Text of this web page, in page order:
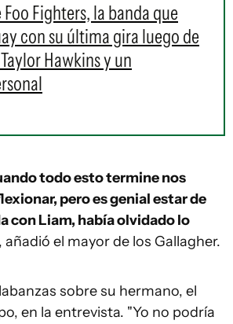
Fighters, la banda que
con su última gira luego de
Hawkins y un
todo esto termine nos
pero es genial estar de
con Liam, había olvidado lo
, añadió el mayor de los Gallagher.
sobre su hermano, el
en la entrevista. "Yo no podría